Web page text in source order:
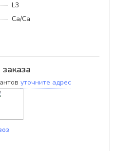
L3
Ca/Ca
уточните адрес